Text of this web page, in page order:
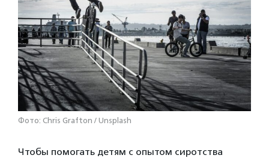
Фото: Chris Grafton / Unsplash
Чтобы помогать детям с опытом сиротства